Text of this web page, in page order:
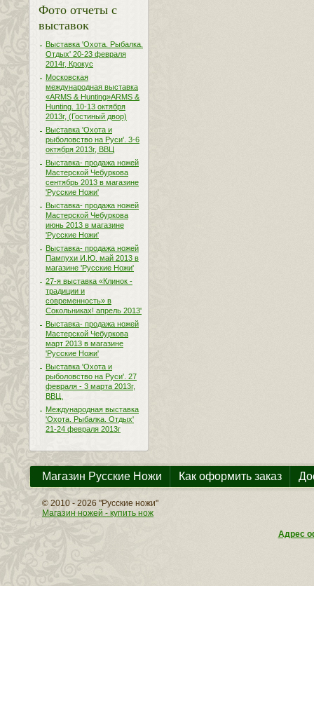
Фото отчеты с
выставок
Выставка 'Охота. Рыбалка.
Отдых' 20-23 февраля
2014г, Крокус
Московская
международная выставка
«ARMS & Hunting»ARMS &
Hunting. 10-13 октября
2013г, (Гостиный двор)
Выставка 'Охота и
рыболовство на Руси'. 3-6
октября 2013г, ВВЦ
Выставка- продажа ножей
Мастерской Чебуркова
сентябрь 2013 в магазине
'Русские Ножи'
Выставка- продажа ножей
Мастерской Чебуркова
июнь 2013 в магазине
'Русские Ножи'
Выставка- продажа ножей
Пампухи И.Ю. май 2013 в
магазине 'Русские Ножи'
27-я выставка «Клинок -
традиции и
современность» в
Сокольниках! апрель 2013'
Выставка- продажа ножей
Мастерской Чебуркова
март 2013 в магазине
'Русские Ножи'
Выставка 'Охота и
рыболовство на Руси'. 27
февраля - 3 марта 2013г,
ВВЦ.
Международная выставка
'Охота. Рыбалка. Отдых'
21-24 февраля 2013г
Магазин Русские Ножи Как оформить заказ
© 2010 - 2026 "Русские ножи"
Магазин ножей - купить нож
Адрес